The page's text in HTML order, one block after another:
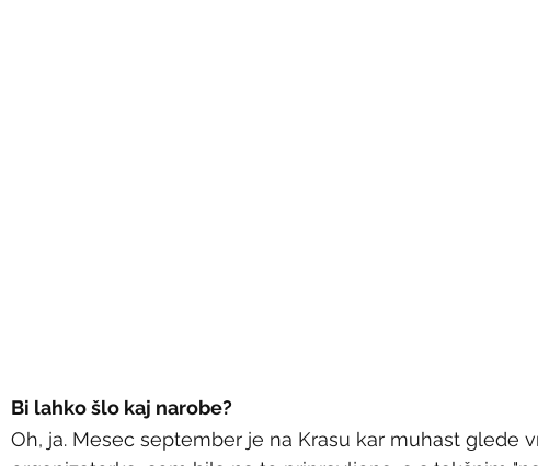
Bi lahko šlo kaj narobe?
Oh, ja. Mesec september je na Krasu kar muhast glede